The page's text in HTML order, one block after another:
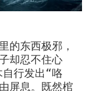
的东西极邪，
却忍不住心
行发出“咯
屏息。既然棺